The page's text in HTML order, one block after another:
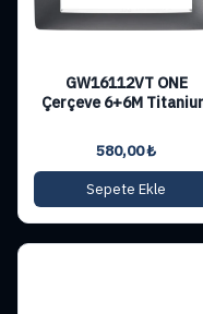
GW16112VT ONE
Çerçeve 6+6M
580,00₺
Sepete Ekle